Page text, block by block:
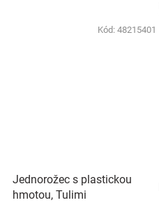
Kód: 48215401
Jednorožec s plastickou
hmotou, Tulimi